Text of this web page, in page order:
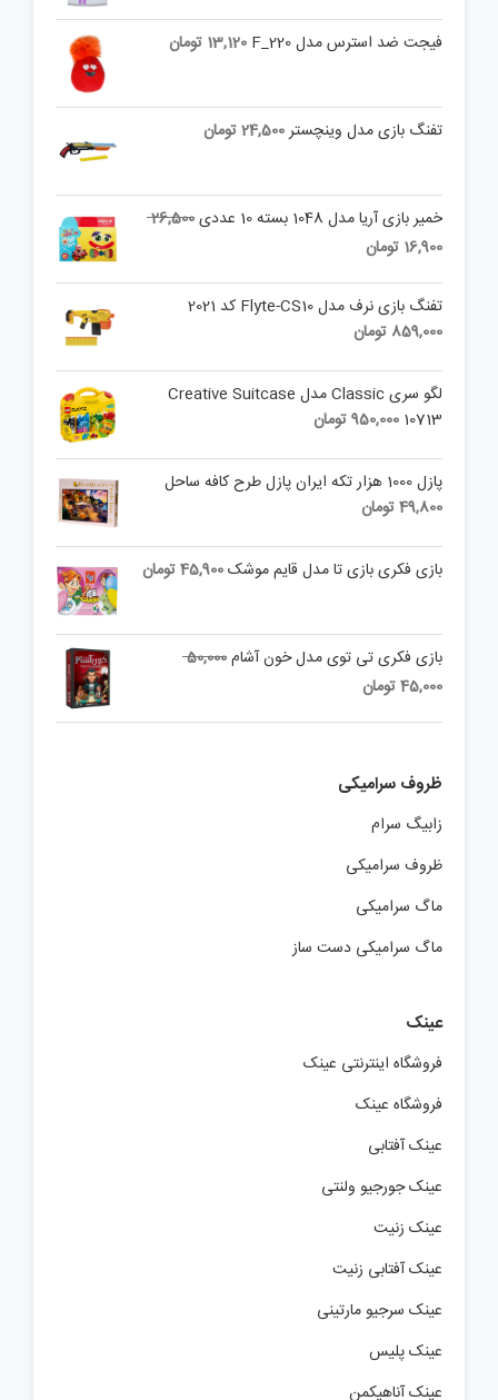
فیجت ضد استرس مدل F_220 13,120 تومان
تفنگ بازی مدل وینچستر24,500تومان
خمیر بازی آریا مدل 1048 بسته 10 عددی 26,500
Original
price
was:
16,900 تومان
is:
16,900 تومان.
تفنگ بازی نرف مدل Flyte-CS10 کد 2021
859,000 تومان
لگو سری Classic مدل Creative Suitcase
10713
950,000تومان
پازل 1000 هزار تکه ایران پازل طرح کافه ساحل
49,800تومان
بازی فکری بازی تا مدل قایم موشک45,900تومان
بازی فکری تی توی مدل خون آشام50,000
Original
45,000تومان
ظروف سرامیکی
زابیگ سرام
ظروف سرامیکی
ماگ سرامیکی
ماگ سرامیکی دست ساز
عینک
فروشگاه اینترنتی عینک
فروشگاه عینک
عینک آفتابی
عینک جورجیو ولنتی
عینک زنیت
عینک آفتابی زنیت
عینک سرجیو مارتینی
عینک پلیس
عینک آناهیکمن